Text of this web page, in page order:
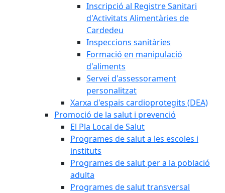
Inscripció al Registre Sanitari
d'Activitats Alimentàries de
Cardedeu
Inspeccions sanitàries
Formació en manipulació
d'aliments
Servei d'assessorament
personalitzat
Xarxa d'espais cardioprotegits (DEA)
Promoció de la salut i prevenció
El Pla Local de Salut
Programes de salut a les escoles i
instituts
Programes de salut per a la població
adulta
Programes de salut transversal